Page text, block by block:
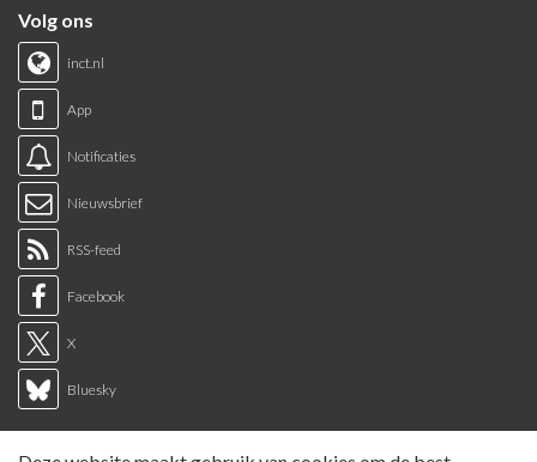
Volg ons
inct.nl
App
Notificaties
Nieuwsbrief
RSS-feed
Facebook
X
Bluesky